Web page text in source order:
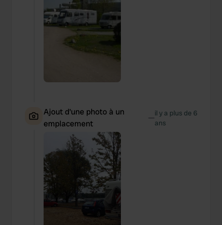
Ajout d'une photo à un
emplacement
—il y a plus de 6
ans